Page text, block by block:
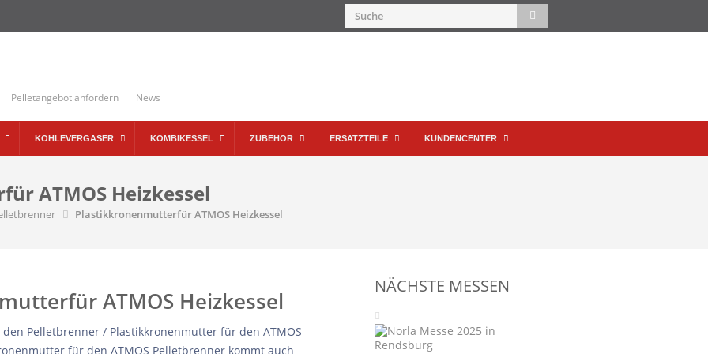
Pelletangebot anfordern News
KOHLEVERGASER KOMBIKESSEL ZUBEHÖR ERSATZTEILE KUNDENCENTER
ATMOS Heizkessel
Plastikkronenmutterfür ATMOS Heizkessel
ATMOS Heizkessel
NÄCHSTE MESSEN